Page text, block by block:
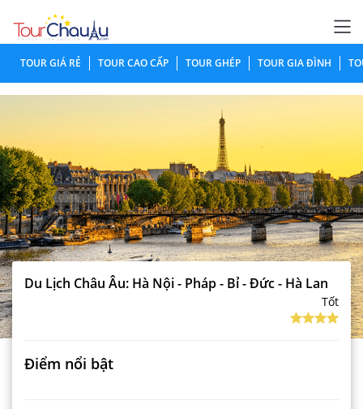
TOUR GIÁ RẺ TOUR CAO CẤP TOUR GHÉP TOUR GIA ĐÌNH
Du Lịch Châu Âu: Hà Nội - Pháp - Bỉ - Đức - Hà Lan
Tốt
Điểm nổi bật